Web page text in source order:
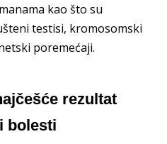
kao što su
testisi, kromosomski
poremećaji.
rezultat
bolesti